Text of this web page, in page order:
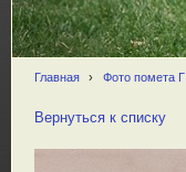
Главная › Фото помета Г
Вернуться к списку